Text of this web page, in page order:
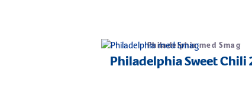
Philadelphia med Smag
Philadelphia Sweet Chili